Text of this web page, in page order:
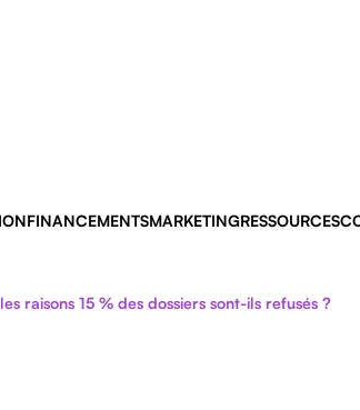
FINANCEMENTSMARKETINGRESSOURCES
raisons 15 % des dossiers sont-ils refusés ?